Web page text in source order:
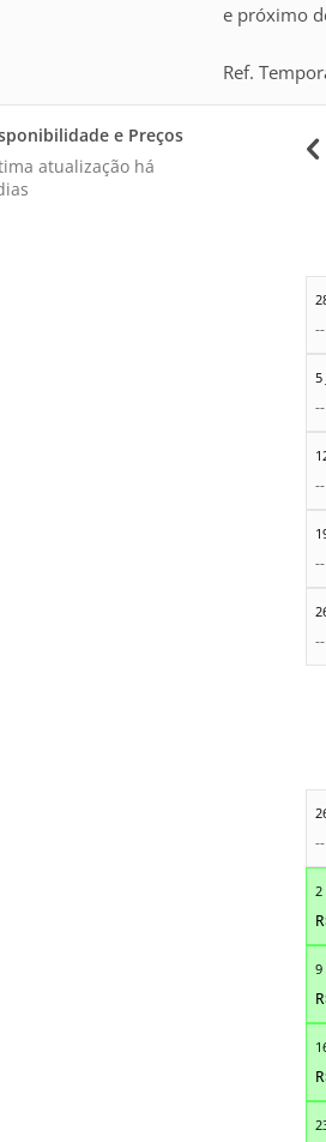
e próximo
Ref.
e Preços
atualização há
--
5
--
--
--
--
--
2
9